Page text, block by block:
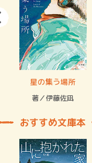
星の集う場所
著／伊藤佐凪
おすすめ文庫本